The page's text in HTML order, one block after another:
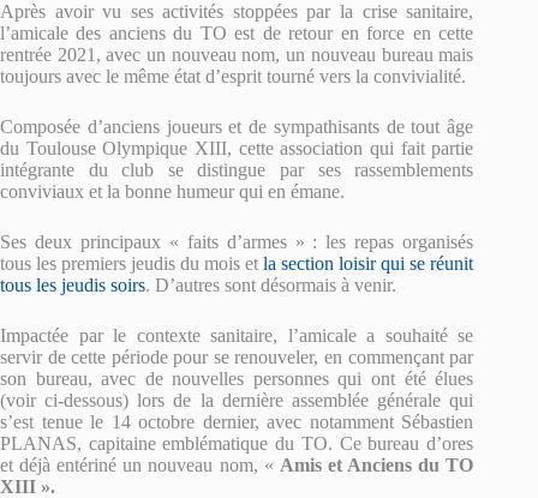
Après avoir vu ses activités stoppées par la crise sanitaire,
l’amicale des anciens du TO est de retour en force en cette
rentrée 2021, avec un nouveau nom, un nouveau bureau mais
toujours avec le même état d’esprit tourné vers la convivialité.
Composée d’anciens joueurs et de sympathisants de tout âge
du Toulouse Olympique XIII, cette association qui fait partie
intégrante du club se distingue par ses rassemblements
conviviaux et la bonne humeur qui en émane.
Ses deux principaux « faits d’armes » : les repas organisés
tous les premiers jeudis du mois etla section loisir qui se réunit
tous les jeudis soirs. D’autres sont désormais à venir.
Impactée par le contexte sanitaire, l’amicale a souhaité se
servir de cette période pour se renouveler, en commençant par
son bureau, avec de nouvelles personnes qui ont été élues
(voir ci-dessous) lors de la dernière assemblée générale qui
s’est tenue le 14 octobre dernier, avec notamment Sébastien
PLANAS, capitaine emblématique du TO. Ce bureau d’ores
et déjà entériné un nouveau nom, « Amis et Anciens du TO
XIII ».